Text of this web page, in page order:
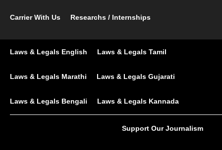
Carrier With Us Researchs / Internships
Laws & Legals English Laws & Legals Tamil
Laws & Legals Marathi Laws & Legals Gujarati
Laws & Legals Bengali Laws & Legals Kannada
Support Our Journalism